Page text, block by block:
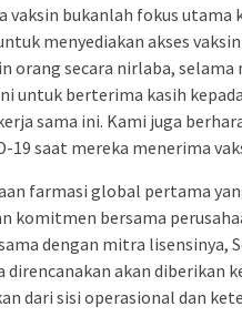
vaksin bukanlah fokus
menyediakan akses
orang secara nirlaba, selama
untuk berterima kasih
sama ini. Kami juga
19 saat mereka menerima
farmasi global pertama
komitmen bersama
dengan mitra lisensinya,
direncanakan akan diberikan
dari sisi operasional dan